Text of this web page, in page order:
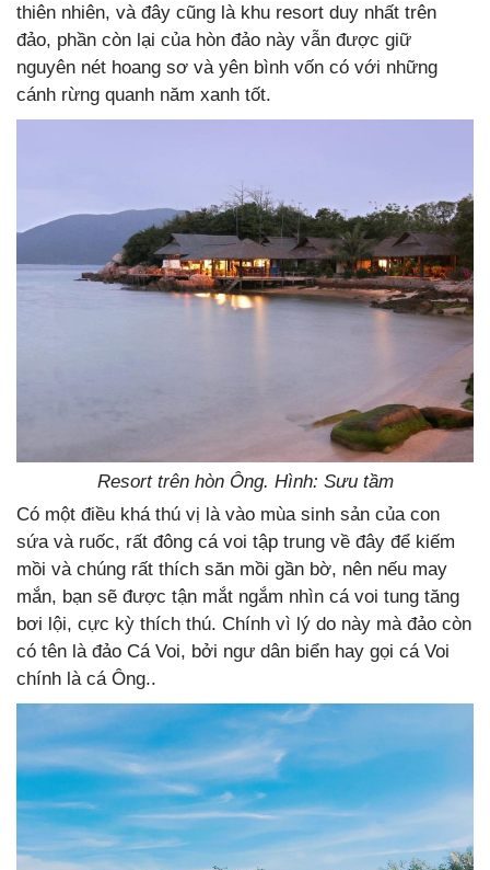
thiên nhiên, và đây cũng là khu resort duy nhất trên
đảo, phần còn lại của hòn đảo này vẫn được giữ
nguyên nét hoang sơ và yên bình vốn có với những
cánh rừng quanh năm xanh tốt.
Resort trên hòn Ông. Hình: Sưu tầm
Có một điều khá thú vị là vào mùa sinh sản của con
sứa và ruốc, rất đông cá voi tập trung về đây để kiếm
mồi và chúng rất thích săn mồi gần bờ, nên nếu may
mắn, bạn sẽ được tận mắt ngắm nhìn cá voi tung tăng
bơi lội, cực kỳ thích thú. Chính vì lý do này mà đảo còn
có tên là đảo Cá Voi, bởi ngư dân biển hay gọi cá Voi
chính là cá Ông..